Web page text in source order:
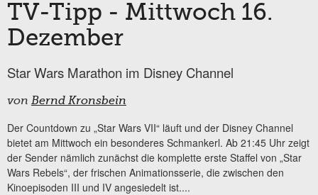
TV-Tipp - Mittwoch 16.
Dezember
Star Wars Marathon im Disney Channel
von Bernd Kronsbein
Der Countdown zu „Star Wars VII“ läuft und der Disney Channel
bietet am Mittwoch ein besonderes Schmankerl. Ab 21:45 Uhr zeigt
der Sender nämlich zunächst die komplette erste Staffel von „Star
Wars Rebels“, der frischen Animationsserie, die zwischen den
Kinoepisoden III und IV angesiedelt ist....